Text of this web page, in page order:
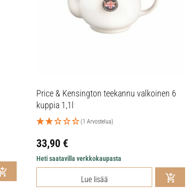
Price & Kensington teekannu valkoinen 6
kuppia 1,1l
(1 Arvostelua)
33,90 €
Heti saatavilla verkkokaupasta
Lue lisää